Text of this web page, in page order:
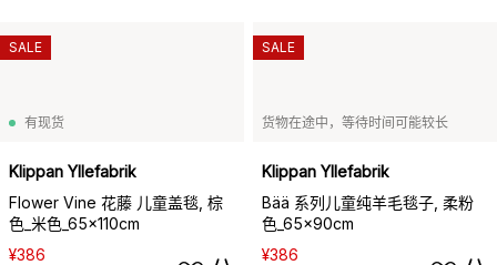
有现货
Klippan Yllefabrik
Flower Vine 花藤 儿童盖毯, 棕
色_米色_65x110cm
¥386
SALE
货物在途中，等待时间可能较长
Klippan Yllefabrik
Bää 系列儿童纯羊毛毯子, 柔粉
色_65x90cm
¥386
SALE